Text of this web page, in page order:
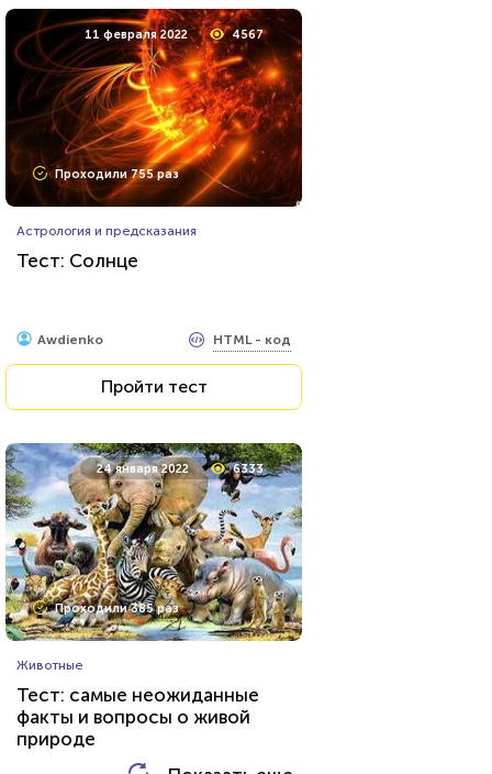
10 февраля 2022 8178
Проходили 1307 раз
Тест по кулинарии: что
готовят в разных странах?
Пройти тест
14 сентября 2020 4712
Проходили 721 раз
Тест по общим вопросам
11 февраля 2022 4567
Проходили 755 раз
Астрология и предсказания
Тест: Солнце
Awdienko HTML - код
Пройти тест
24 января 2022 6333
Проходили 385 раз
Животные
Тест: самые неожиданные
факты и вопросы о живой
природе